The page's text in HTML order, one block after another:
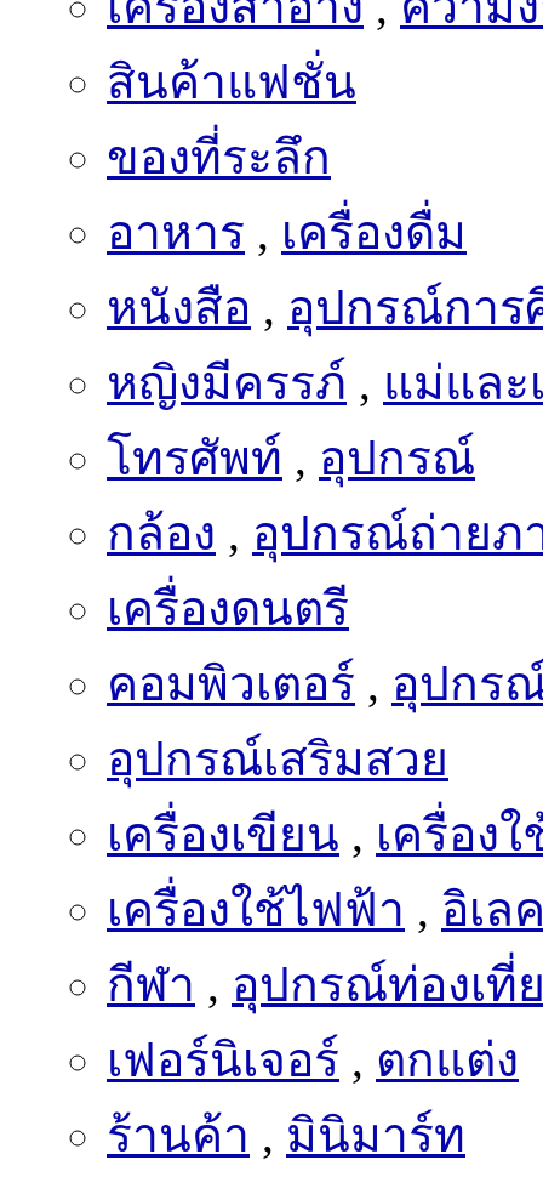
สินค้าแฟชั่น
ของที่ระลึก
อาหาร,เครื่องดื่ม
หนังสือ ,อุปกรณ์การ
หญิงมีครรภ์,แม่และ
โทรศัพท์,อุปกรณ์
กล้อง,อุปกรณ์ถ่ายภ
เครื่องดนตรี
คอมพิวเตอร์
อุปกร
อุปกรณ์เสริมสวย
เครื่องเขียน,เครื่อง
เครื่องใช้ไฟฟ้า,อิเล
กีฬา,อุปกรณ์ท่องเที่
เฟอร์นิเจอร์,ตกแต่ง
ร้านค้า,มินิมาร์ท